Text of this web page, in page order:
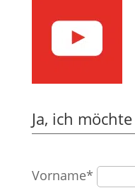
Ja, ich
Vorname*